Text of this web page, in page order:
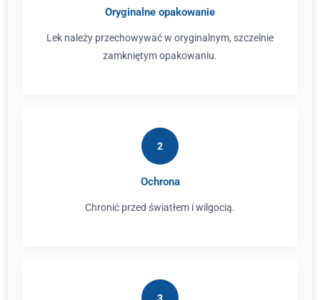
Oryginalne opakowanie
Lek należy przechowywać w oryginalnym, szczelnie
zamkniętym opakowaniu.
2
Ochrona
Chronić przed światłem i wilgocią.
3